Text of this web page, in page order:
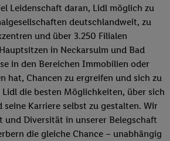
Leidenschaft daran, Lidl möglich zu
deutschlandweit, zu
und über 3.250 Filialen
in Neckarsulm und Bad
in den Bereichen Immobilien oder
hat, Chancen zu ergreifen und sich zu
die besten Möglichkeiten, über sich
seine Karriere selbst zu gestalten. Wir
und Diversität in unserer Belegschaft
die gleiche Chance – unabhängig